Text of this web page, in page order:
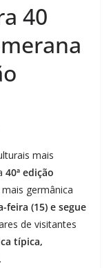
40
mais
40ª edição
germânica
feira (15) e segue
de visitantes
típica,
.